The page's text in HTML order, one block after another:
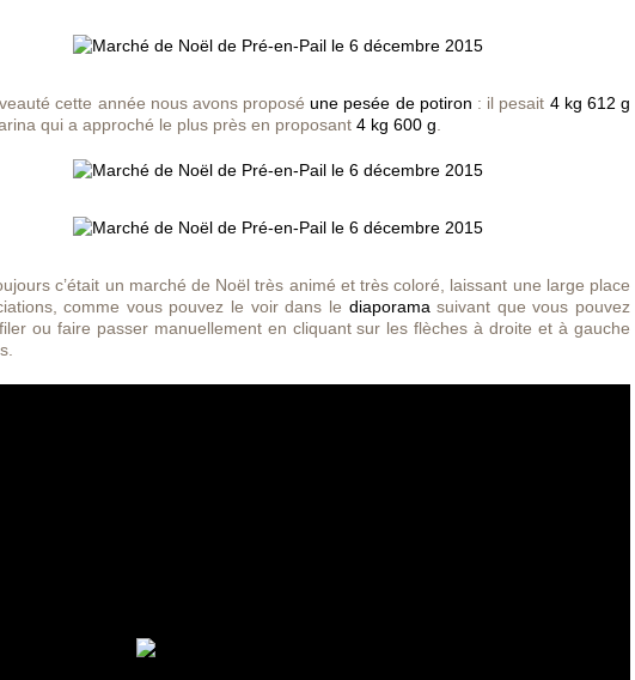
cette année nous avons proposéune pesée de potiron : il pesait 4 kg 612 g
qui a approché le plus près en proposant 4 kg 600 g
c’était un marché de Noël très animé et très coloré, laissant une large place
comme vous pouvez le voir dans le diaporama suivant que vous pouvez
ou faire passer manuellement en cliquant sur les flèches à droite et à gauche